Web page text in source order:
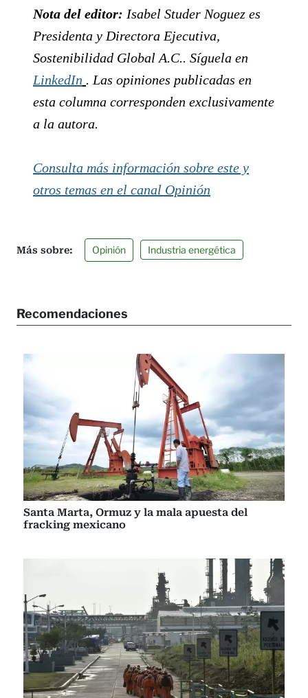
Nota del editor: Isabel Studer Noguez es
Presidenta y Directora Ejecutiva,
Sostenibilidad Global A.C.. Síguela en
LinkedIn . Las opiniones publicadas en
esta columna corresponden exclusivamente
a la autora.
Consulta más información sobre este y
otros temas en el canal Opinión
Opinión Industria energética
Recomendaciones
Santa Marta, Ormuz y la mala apuesta del
fracking mexicano